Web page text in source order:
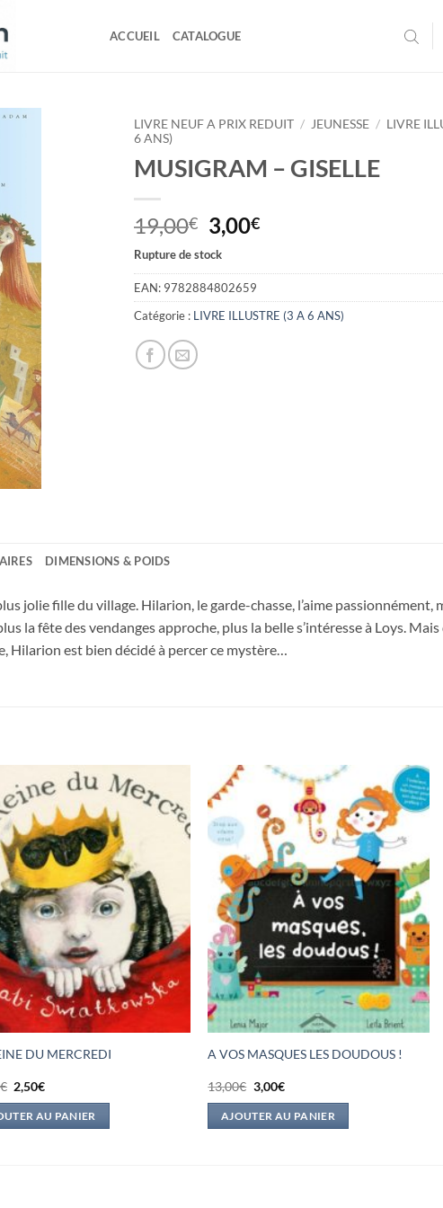
ACCUEIL CATALOGUE
LIVRE NEUF A PRIX REDUIT / JEUNESSE / LIVRE
6 ANS)
MUSIGRAM – GISELLE
19,00€ Le
prix
initial
était :
19,00€.
3,00€Le
actuel
3,00€.
Rupture de stock
EAN: 9782884802659
Catégorie : LIVRE ILLUSTRE (3 A 6 ANS)
DIMENSIONS & POIDS
jolie fille du village. Hilarion, le garde-chasse, l’aime passionnément,
la fête des vendanges approche, plus la belle s’intéresse à Loys.
Hilarion est bien décidé à percer ce mystère…
DU MERCREDI
€ Le
prix
initial
était :
2,50€Le
actuel
est :
AU PANIER
A VOS MASQUES LES DOUDOUS !
13,00€ Le
prix
initial
était :
3,00€Le
actuel
est :
AJOUTER AU PANIER